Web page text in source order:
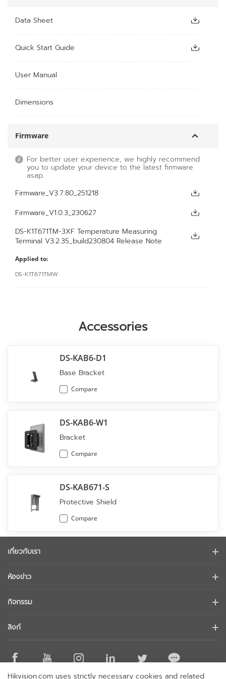
Data Sheet
Quick Start Guide
User Manual
Dimensions
Firmware
For better user experience, we highly recommend
you to update your device to the latest firmware
asap.
Firmware_V3.7.80_251218
Firmware_V1.0.3_230627
DS-K1T671TM-3XF Temperature Measuring
Terminal V3.2.35_build230804 Release Note
Applied to:
DS-K1T671TMW
Accessories
DS-KAB6-D1
Base Bracket
Compare
DS-KAB6-W1
Bracket
Compare
DS-KAB671-S
Protective Shield
Compare
Hikvision.com uses strictly necessary cookies and related
เกี่ยวกับเรา
การรักษาความปลอดภัยทางไซเบอร์
ความยั่งยืน
ติดต่อเรา
ห้องข่าว
เรื่องราวความสำเร็จ
กิจกรรม
ลิงก์
สถานที่ซื้อ